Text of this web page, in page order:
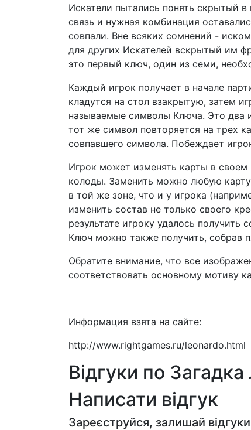
Искатели пытались понять скрытый
связь и нужная комбинация
совпали. Вне всяких сомнений -
для других Искателей вскрытый им
это первый ключ, один из семи,
Каждый игрок получает в начале
кладутся на стол взакрытую, затем
называемые символы Ключа. Это два
тот же символ повторяется на трех
совпавшего символа. Побеждает
Игрок может изменять карты в своем
колоды. Заменить можно любую карту
в той же зоне, что и у игрока
изменить состав не только своего
результате игроку удалось
Ключ можно также получить, собрав
Обратите внимание, что все
соответствовать основному мотиву
Информация взята на сайте:
http://www.rightgames.ru/leonardo.html
Відгуки по
Написати відгук
Зареєструйся, залишай